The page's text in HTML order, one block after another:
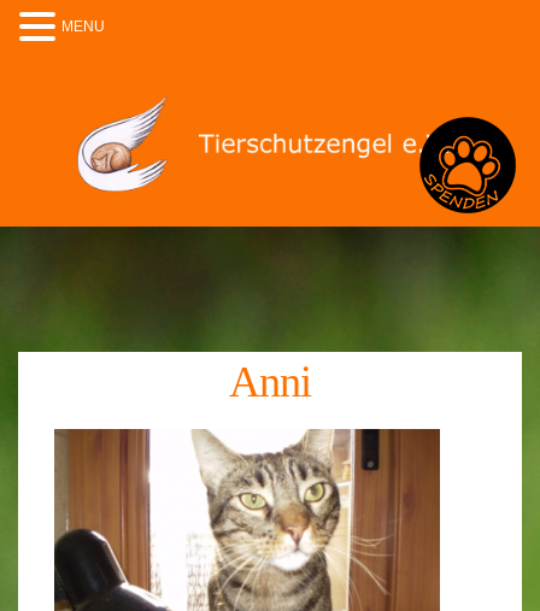
Anni
MENU